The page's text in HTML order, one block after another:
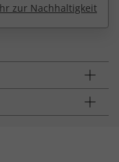
zur Nachhaltigkeit